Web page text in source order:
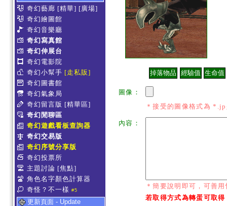
奇幻藝廊 [精華] [廣場]
奇幻繪圖館
奇幻音樂廳
奇幻寫真館
奇幻伸展台
奇幻電影院
奇幻小幫手 [走私販]
奇幻圖書館
奇幻氣象局
奇幻留言版 [精華區]
奇幻閒聊區
奇幻遊戲看板查詢器
奇幻交易版
奇幻序號分享版
奇幻投票所
主題討論 [焦點]
角色名字顏色計算器
奇怪？不一樣 #5
更新頁面 - Update
圖像：
＊接受的圖像格式為
內容：
＊簡要說明即可，可善
若取得方式為轉蛋可取